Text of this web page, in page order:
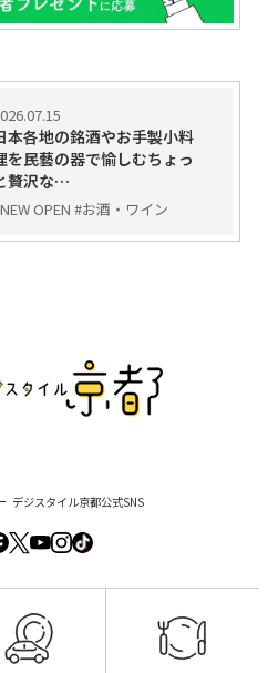
本各地の銘酒やお手製小料
を民藝の器で愉しむちょっ
贅沢な…
OPEN #お酒・ワイン
デジスタイル京都公式SNS